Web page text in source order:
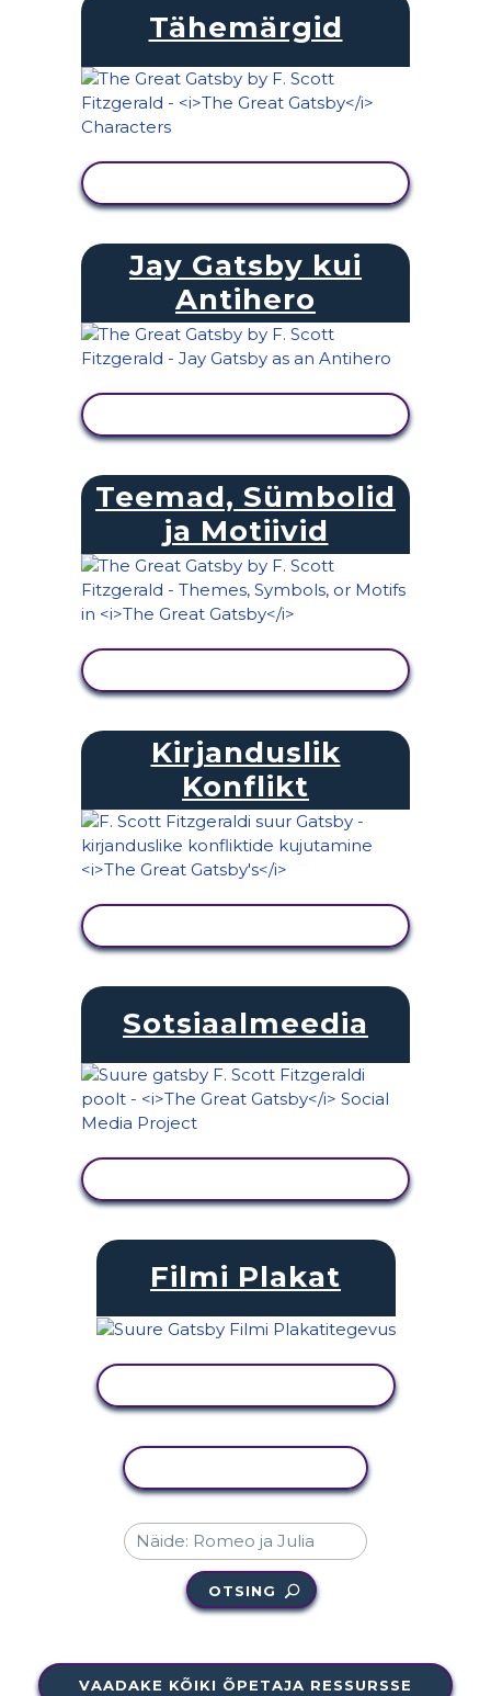
Tähemärgid
Jay Gatsby kui
Antihero
Teemad, Sümbolid
ja Motiivid
Kirjanduslik
Konflikt
Sotsiaalmeedia
Filmi Plakat
OTSING
VAADAKE KÕIKI ÕPETAJA RESSURSSE